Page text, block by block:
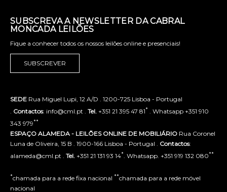
SUBSCREVA A NEWSLETTER DA CABRAL
MONCADA LEILÕES
Fique a conhecer todos os nossos leilões online e presenciais!
SUBSCREVER
SEDE Rua Miguel Lupi, 12 A/D . 1200-725 Lisboa - Portugal
Contactos: info@cml.pt . Tel. +351 21 395 47 81* . Whatsapp +351 910
343 979**
ESPAÇO ALAMEDA - LEILÕES ONLINE DE MOBILIÁRIO Rua Coronel
Luna de Oliveira, 15 B . 1900-166 Lisboa - Portugal . Contactos:
alameda@cml.pt . Tel. +351 21 131 93 14* . Whatsapp. +351 919 132 080**
*chamada para a rede fixa nacional **chamada para a rede móvel
nacional